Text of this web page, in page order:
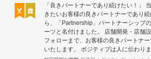
「良きパートナーであり続けたい！」
きたいお客様の良きパートナーであり
ら、「Partnership」パートナーシップ
ーツと名付けました。 店舗開発・店舗
フォローまで、お客様の良きパートナ
いたします。 ポジティブは人に伝わり